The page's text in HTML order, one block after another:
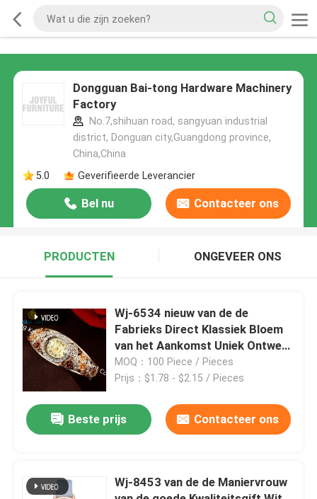
Dongguan Bai-tong Hardware Machinery
Factory
No.7,shihuan road, sangyuan industrial
district, Donguan city,Guangdong province,
China,China
5.0
Geverifieerde Leverancier
Bel nu Contacteer ons
PRODUCTEN ONGEVEER ONS
Wj-6534 nieuw van de de
Fabrieks Direct Klassiek Bloem
van het Aankomst Uniek Ontwerp
de Armbandhorloge
MOQ：100 Piece / Pieces
Prijs：$1.78 - $2.15 / Pieces
Beste prijs Contacteer ons
Wj-8453 van de de Maniervrouw